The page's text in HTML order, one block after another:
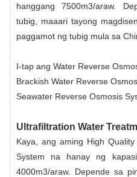
hanggang 7500m3/araw.
tubig, maaari tayong
paggamot ng tubig mula sa
I-tap ang Water Reverse
Brackish Water Reverse
Seawater Reverse Osmosis
Ultrafiltration Water
Kaya, ang aming High
System na hanay ng
4000m3/araw. Depende sa